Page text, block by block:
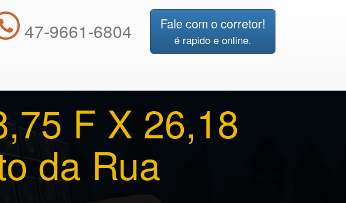
47-9661-6804 Fale com o corretor!
é rapido e online.
F X 26,18
da Rua